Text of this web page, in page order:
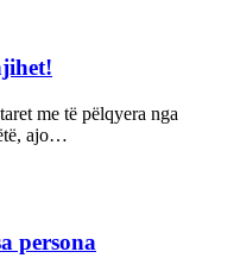
me të pëlqyera nga
ajo…
persona